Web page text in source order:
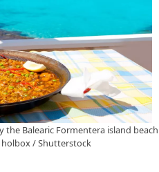
Balearic Formentera island beach
/ Shutterstock